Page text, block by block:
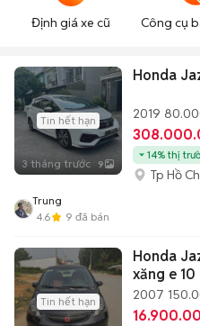
Định giá xe cũ Công cụ
Tin hết hạn
3 tháng trước 9
Honda
2019
14% thị
Tp Hồ
Trung
4.6
9 đã bán
Tin hết hạn
Honda Jazz 2007
xăng e
2007